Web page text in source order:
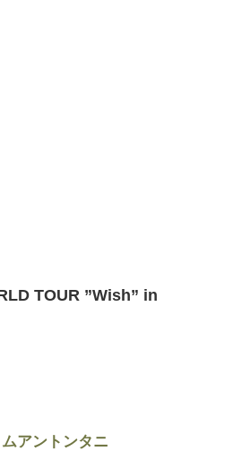
TOUR ”Wish” in
アントンタニ